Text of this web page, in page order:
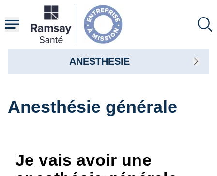
contenu
principal
Anesthésie générale
Je vais avoir une
ANESTHESIE